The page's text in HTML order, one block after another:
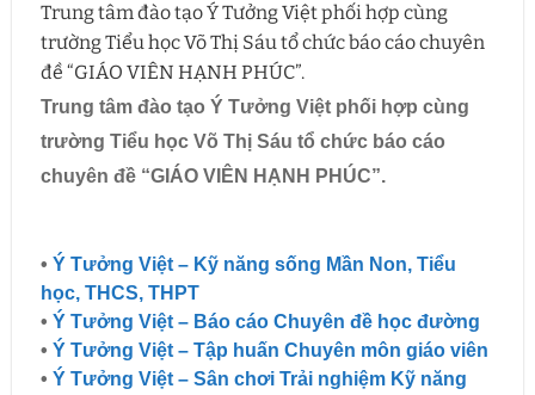
Trung tâm đào tạo Ý Tưởng Việt phối hợp cùng
trường Tiểu học Võ Thị Sáu tổ chức báo cáo chuyên
đề “GIÁO VIÊN HẠNH PHÚC”.
Trung tâm đào tạo Ý Tưởng Việt phối hợp cùng
trường Tiểu học Võ Thị Sáu tổ chức báo cáo
chuyên đề “GIÁO VIÊN HẠNH PHÚC”.
• Ý Tưởng Việt – Kỹ năng sống Mần Non, Tiểu
học, THCS, THPT
• Ý Tưởng Việt – Báo cáo Chuyên đề học đường
• Ý Tưởng Việt – Tập huấn Chuyên môn giáo viên
• Ý Tưởng Việt – Sân chơi Trải nghiệm Kỹ năng